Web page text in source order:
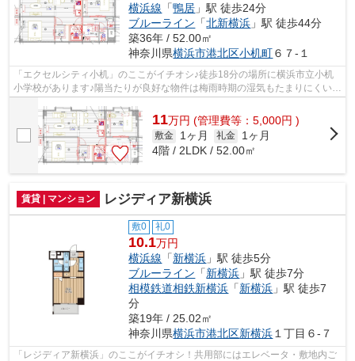
横浜線 「鴨居 」駅 徒歩24分
ブルーライン 「北新横浜 」駅 徒歩44分
築36年 / 52.00㎡
神奈川県横浜市港北区小机町６７-１
「エクセルシティ小机」のここがイチオシ♪徒歩18分の場所に横浜市立小机
小学校があります♪陽当たりが良好な物件は梅雨時期の湿気もたまりにくい条
件です♪周辺に2駅ありの電車通勤しや...
11万円 (管理費等：5,000円 )
敷金 1ヶ月 礼金
1ヶ月
4階 / 2LDK / 52.00㎡
賃貸 | マンション レジディア新横浜
敷0 礼0
10.1万円
横浜線 「新横浜 」駅 徒歩5分
ブルーライン 「新横浜 」駅 徒歩7分
相模鉄道相鉄新横浜 「新横浜 」駅 徒歩7
分
築19年 / 25.02㎡
神奈川県横浜市港北区新横浜 １丁目６-７
「レジディア新横浜」のここがイチオシ！共用部にはエレベータ・敷地内ご